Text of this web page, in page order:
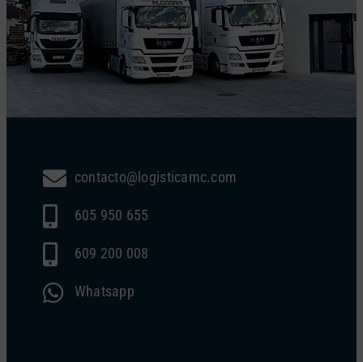
contacto@logisticamc.com
605 950 655
609 200 008
Whatsapp